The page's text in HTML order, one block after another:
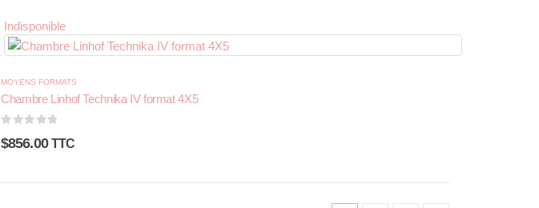
Indisponible
MOYENS FORMATS
Chambre Linhof Technika IV format 4X5
$856.00 TTC